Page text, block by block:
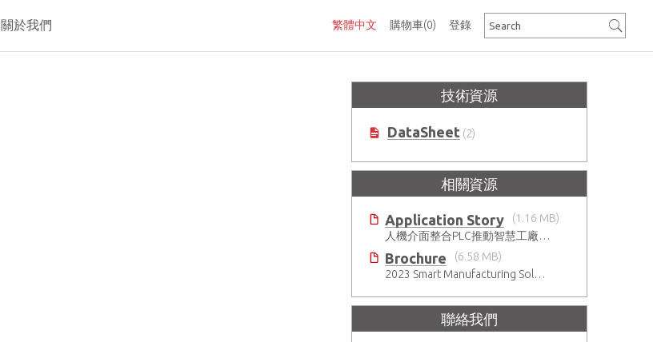
購物車(0)
繁體中文 登錄
關於我們
技術資源
DataSheet (2)
相關資源
Application Story
(1.16 MB)
人機介面整合PLC推動智慧工廠數位轉型
Brochure
(6.58 MB)
2023 Smart Manufacturing Solutions Brochure
聯絡我們